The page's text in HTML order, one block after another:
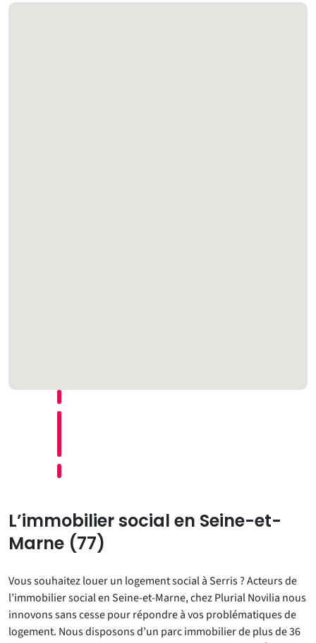
L’immobilier social en Seine-et-
Marne (77)
Vous souhaitez louer un logement social à Serris ? Acteurs de
l’immobilier social en Seine-et-Marne, chez Plurial Novilia nous
innovons sans cesse pour répondre à vos problématiques de
logement. Nous disposons d’un parc immobilier de plus de 36